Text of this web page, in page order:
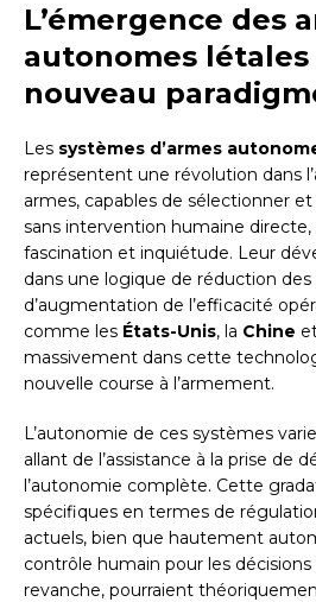
L’émergence des
autonomes létales
nouveau
Les systèmes d’armes
représentent une révolution dans
armes, capables de sélectionner
sans intervention humaine directe,
fascination et inquiétude. Leur
dans une logique de réduction
d’augmentation de l’efficacité
comme les États-Unis, la Chine
massivement dans cette
nouvelle course à l’armement.
L’autonomie de ces systèmes
allant de l’assistance à la prise de
l’autonomie complète. Cette
spécifiques en termes de
actuels, bien que hautement
contrôle humain pour les décisions
revanche, pourraient